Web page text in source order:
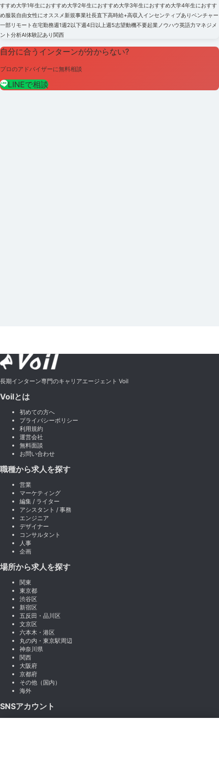
すすめ大学1年生におすすめ大学2年生におすすめ大学3年生におすすめ大学4年生におすす
め服装自由女性にオススメ新規事業社長直下高時給+高収入 インセンティブありベンチャー
一部リモート在宅勤務週1週2以下週4日以上週5志望動機不要起業ノウハウ英語力マネジメ
ント分析AI体験記あり関西
自分に合うインターンが分からない?
プロのアドバイザーに無料相談
LINEで相談
長期インターン専門のキャリアエージェント Voil
Voilとは
初めての方へ
プライバシーポリシー
利用規約
運営会社
無料面談
お問い合わせ
職種から求人を探す
営業
マーケティング
編集 / ライター
アシスタント / 事務
エンジニア
デザイナー
コンサルタント
人事
企画
場所から求人を探す
関東
東京都
渋谷区
新宿区
五反田・品川区
文京区
六本木・港区
丸の内・東京駅周辺
神奈川県
関西
大阪府
京都府
その他（国内）
海外
SNSアカウント